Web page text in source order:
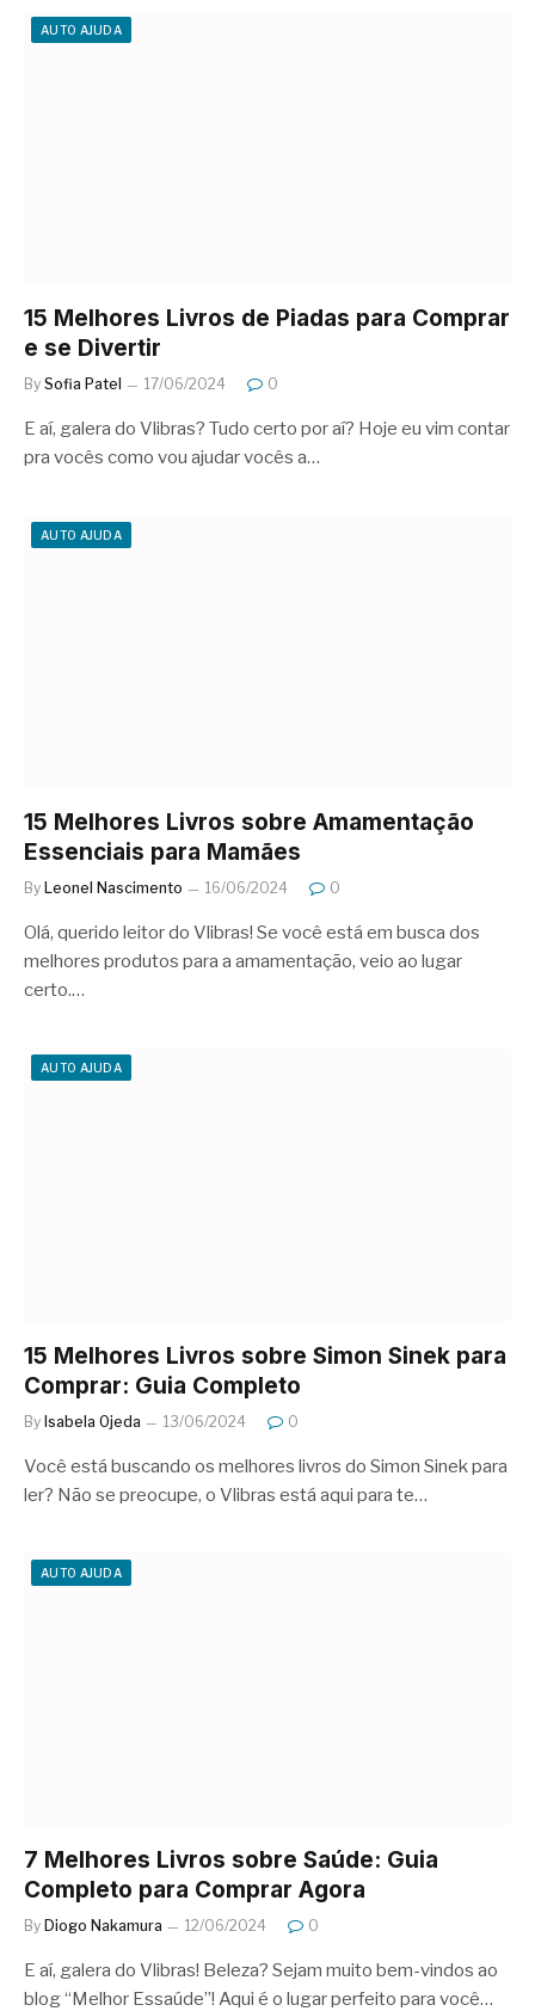
AUTO AJUDA
15 Melhores Livros de Piadas para Comprar
e se Divertir
By Sofia Patel 17/06/2024 0
E aí, galera do Vlibras? Tudo certo por aí? Hoje eu vim contar
pra vocês como vou ajudar vocês a…
AUTO AJUDA
15 Melhores Livros sobre Amamentação
Essenciais para Mamães
By Leonel Nascimento 16/06/2024 0
Olá, querido leitor do Vlibras! Se você está em busca dos
melhores produtos para a amamentação, veio ao lugar
certo.…
AUTO AJUDA
15 Melhores Livros sobre Simon Sinek para
Comprar: Guia Completo
By Isabela Ojeda 13/06/2024 0
Você está buscando os melhores livros do Simon Sinek para
ler? Não se preocupe, o Vlibras está aqui para te…
AUTO AJUDA
7 Melhores Livros sobre Saúde: Guia
Completo para Comprar Agora
By Diogo Nakamura 12/06/2024 0
E aí, galera do Vlibras! Beleza? Sejam muito bem-vindos ao
blog “Melhor Essaúde”! Aqui é o lugar perfeito para você…